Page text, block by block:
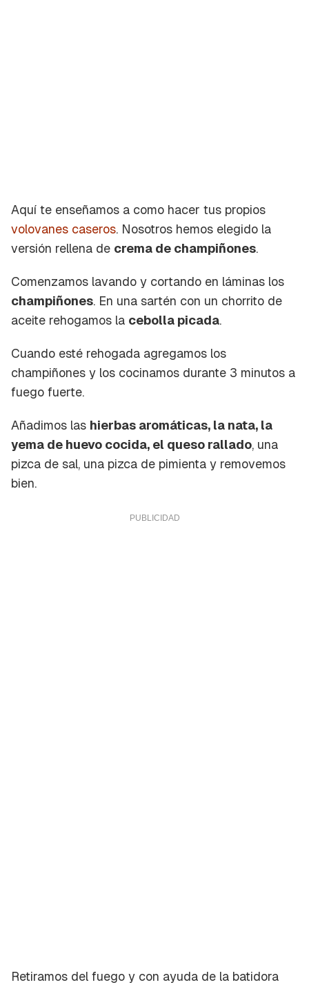
Aquí te enseñamos a como hacer tus propios
volovanes caseros. Nosotros hemos elegido la
versión rellena de crema de champiñones.
Comenzamos lavando y cortando en láminas los
champiñones. En una sartén con un chorrito de
aceite rehogamos la cebolla picada.
Cuando esté rehogada agregamos los
champiñones y los cocinamos durante 3 minutos a
fuego fuerte.
Añadimos las hierbas aromáticas, la nata, la
yema de huevo cocida, el queso rallado, una
pizca de sal, una pizca de pimienta y removemos
bien.
Retiramos del fuego y con ayuda de la batidora